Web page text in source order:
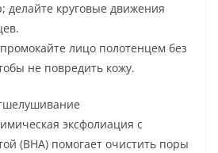
делайте круговые движения
лицо полотенцем без
не повредить кожу.
эксфолиация с
(BHA) помогает очистить поры